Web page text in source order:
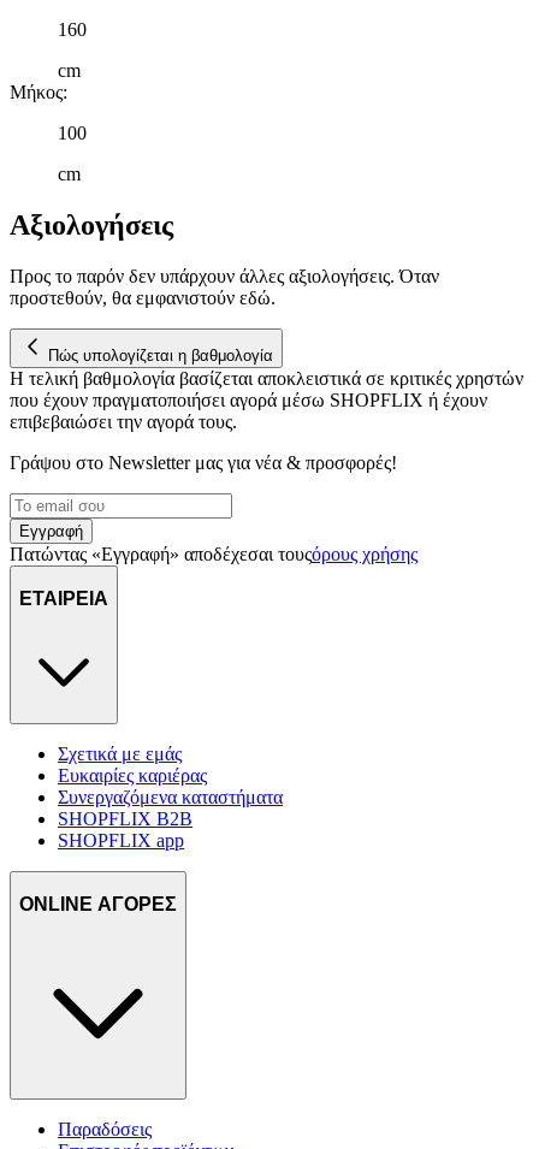
160
cm
Μήκος:
100
cm
Αξιολογήσεις
Προς το παρόν δεν υπάρχουν άλλες αξιολογήσεις. Όταν
προστεθούν, θα εμφανιστούν εδώ.
Πώς υπολογίζεται η βαθμολογία
Η τελική βαθμολογία βασίζεται αποκλειστικά σε κριτικές χρηστών
που έχουν πραγματοποιήσει αγορά μέσω SHOPFLIX ή έχουν
επιβεβαιώσει την αγορά τους.
Γράψου στο Νewsletter μας για νέα & προσφορές!
Εγγραφή
Πατώντας «Εγγραφή» αποδέχεσαι τουςόρους χρήσης
ΕΤΑΙΡΕΙΑ
Σχετικά με εμάς
Ευκαιρίες καριέρας
Συνεργαζόμενα καταστήματα
SHOPFLIX B2B
SHOPFLIX app
ONLINE ΑΓΟΡΕΣ
Παραδόσεις